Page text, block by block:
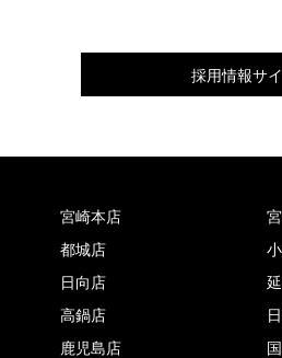
採用情報サ
宮崎本店
都城店
日向店
高鍋店
鹿児島店